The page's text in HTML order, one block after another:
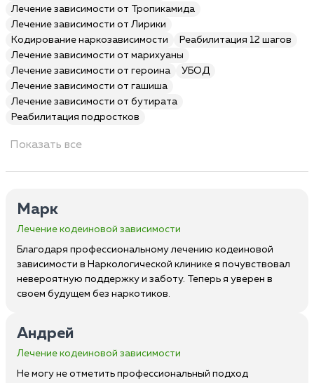
Лечение зависимости от Тропикамида
Лечение зависимости от Лирики
Кодирование наркозависимости
Реабилитация 12 шагов
Лечение зависимости от марихуаны
Лечение зависимости от героина
УБОД
Лечение зависимости от гашиша
Лечение зависимости от бутирата
Реабилитация подростков
Показать все
Марк
Лечение кодеиновой зависимости
Благодаря профессиональному лечению кодеиновой
зависимости в Наркологической клинике я почувствовал
невероятную поддержку и заботу. Теперь я уверен в
своем будущем без наркотиков.
Андрей
Лечение кодеиновой зависимости
Не могу не отметить профессиональный подход